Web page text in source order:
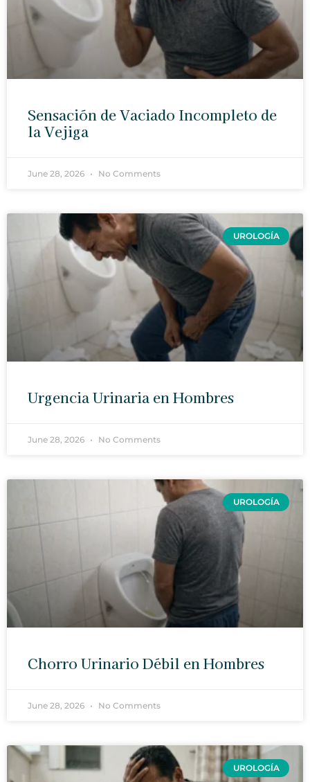
Sensación de Vaciado Incompleto de
la Vejiga
June 28, 2026 No Comments
UROLOGÍA
Urgencia Urinaria en Hombres
June 28, 2026 No Comments
UROLOGÍA
Chorro Urinario Débil en Hombres
June 28, 2026 No Comments
UROLOGÍA